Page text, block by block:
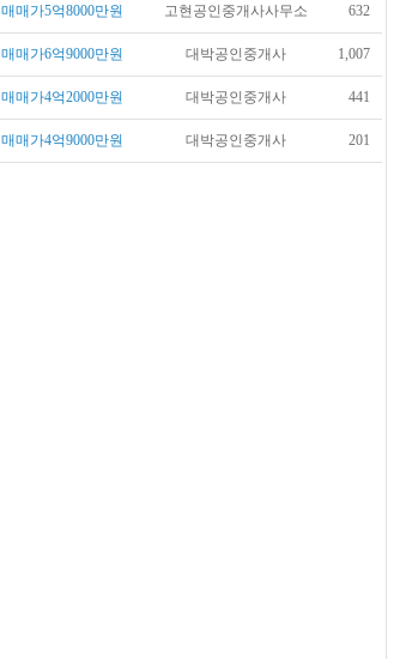
매매가5억8000만원 고현공인중개사사무소 632
매매가6억9000만원 대박공인중개사 1,007
매매가4억2000만원 대박공인중개사 441
매매가4억9000만원 대박공인중개사 201